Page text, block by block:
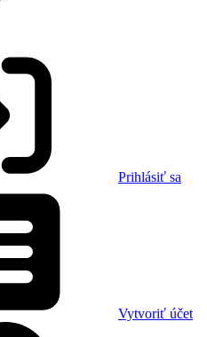
Prihlásiť sa
Vytvoriť účet